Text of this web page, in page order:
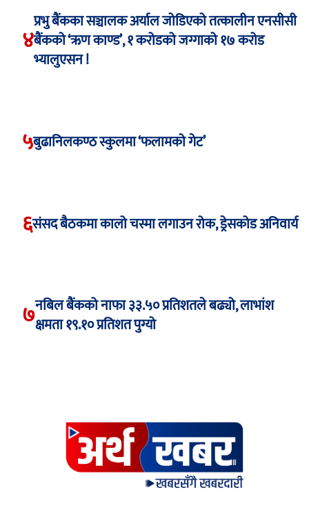
४
प्रभु बैंकका सञ्चालक अर्याल जोडिएको तत्कालीन एनसीसी
बैंकको ‘ऋण काण्ड’, १ करोडको जग्गाको १७ करोड
भ्यालुएसन !
५बुढानिलकण्ठ स्कुलमा ‘फलामको गेट’
६संसद बैठकमा कालो चस्मा लगाउन रोक, ड्रेसकोड अनिवार्य
७नबिल बैंकको नाफा ३३.५० प्रतिशतले बढ्यो, लाभांश
क्षमता १९.१० प्रतिशत पुग्यो